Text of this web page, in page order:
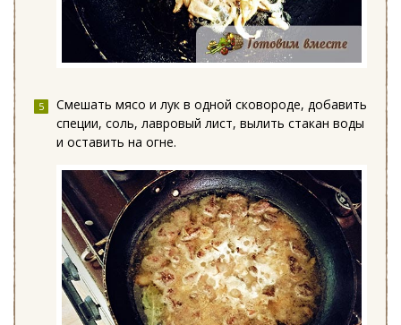
Смешать мясо и лук в одной сковороде, добавить
специи, соль, лавровый лист, вылить стакан воды
и оставить на огне.